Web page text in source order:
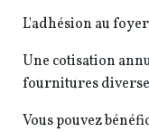
L'adhésion au
Une cotisation
fournitures
Vous pouvez